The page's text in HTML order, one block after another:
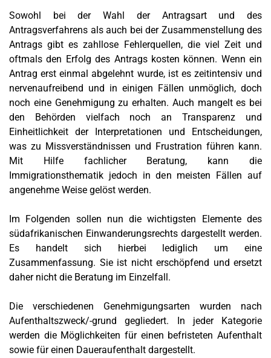
Sowohl bei der Wahl der Antragsart und des
Antragsverfahrens als auch bei der Zusammenstellung des
Antrags gibt es zahllose Fehlerquellen, die viel Zeit und
oftmals den Erfolg des Antrags kosten können. Wenn ein
Antrag erst einmal abgelehnt wurde, ist es zeitintensiv und
nervenaufreibend und in einigen Fällen unmöglich, doch
noch eine Genehmigung zu erhalten. Auch mangelt es bei
den Behörden vielfach noch an Transparenz und
Einheitlichkeit der Interpretationen und Entscheidungen,
was zu Missverständnissen und Frustration führen kann.
Mit Hilfe fachlicher Beratung, kann die
Immigrationsthematik jedoch in den meisten Fällen auf
angenehme Weise gelöst werden.
Im Folgenden sollen nun die wichtigsten Elemente des
südafrikanischen Einwanderungsrechts dargestellt werden.
Es handelt sich hierbei lediglich um eine
Zusammenfassung. Sie ist nicht erschöpfend und ersetzt
daher nicht die Beratung im Einzelfall.
Die verschiedenen Genehmigungsarten wurden nach
Aufenthaltszweck/-grund gegliedert. In jeder Kategorie
werden die Möglichkeiten für einen befristeten Aufenthalt
sowie für einen Daueraufenthalt dargestellt.